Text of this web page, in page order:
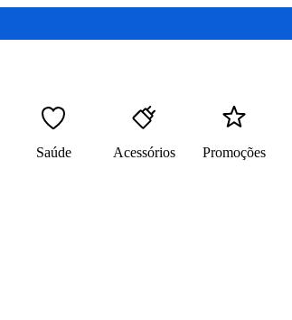
Saúde Acessórios Promoções